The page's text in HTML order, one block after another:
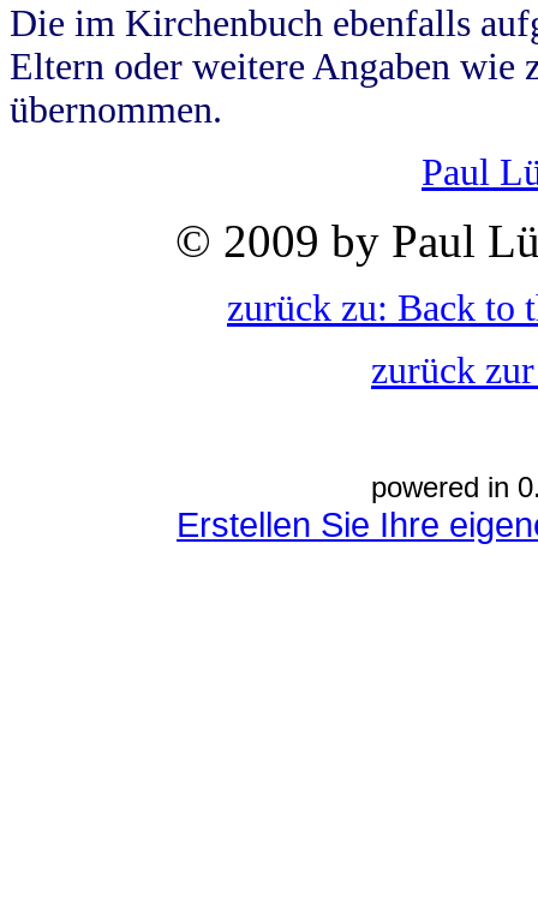
Die im Kirchenbuch ebenfalls
Eltern oder weitere Angaben wie
übernommen.
Paul
© 2009 by Paul
zurück zu: Back to
zurück
powered in
Erstellen Sie Ihre